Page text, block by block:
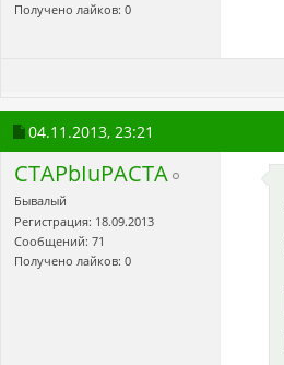
Получено лайков: 0
04.11.2013, 23:21
CTAPbIuPACTA
Бывалый
Регистрация: 18.09.2013
Сообщений: 71
Получено лайков: 0